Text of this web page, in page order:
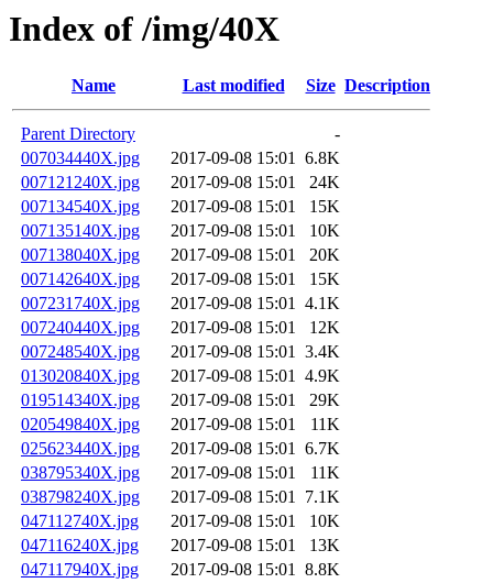
Index of /img/40X
Name Last modified Size Description
Parent Directory
-
007034440X.jpg
2017-09-08 15:01 6.8K
007121240X.jpg
2017-09-08 15:01
24K
007134540X.jpg
2017-09-08 15:01
15K
007135140X.jpg
2017-09-08 15:01
10K
007138040X.jpg
2017-09-08 15:01
20K
007142640X.jpg
2017-09-08 15:01
15K
007231740X.jpg
2017-09-08 15:01 4.1K
007240440X.jpg
2017-09-08 15:01
12K
007248540X.jpg
2017-09-08 15:01 3.4K
013020840X.jpg
2017-09-08 15:01 4.9K
019514340X.jpg
2017-09-08 15:01
29K
020549840X.jpg
2017-09-08 15:01
11K
025623440X.jpg
2017-09-08 15:01 6.7K
038795340X.jpg
2017-09-08 15:01
11K
038798240X.jpg
2017-09-08 15:01 7.1K
047112740X.jpg
2017-09-08 15:01
10K
047116240X.jpg
2017-09-08 15:01
13K
047117940X.jpg
2017-09-08 15:01 8.8K